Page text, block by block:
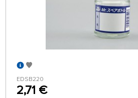
EDSB220
2,71 €